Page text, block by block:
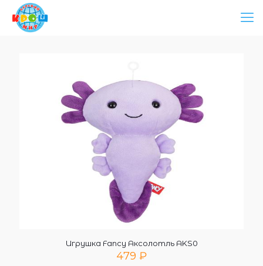
Игрушка Fancy Аксолотль AKS0
479 ₽